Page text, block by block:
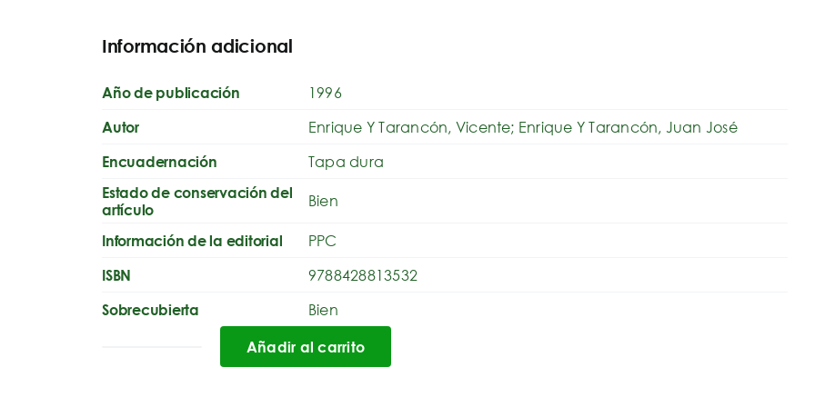
Información adicional
Año de publicación 1996
Autor Enrique Y Tarancón, Vicente; Enrique Y Tarancón, Juan José
Encuadernación Tapa dura
Estado de conservación del
artículo
Bien
Información de la editorial PPC
ISBN 9788428813532
Sobrecubierta Bien
Añadir al carrito